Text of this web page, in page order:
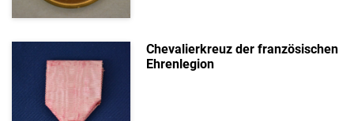
Chevalierkreuz der französischen
Ehrenlegion